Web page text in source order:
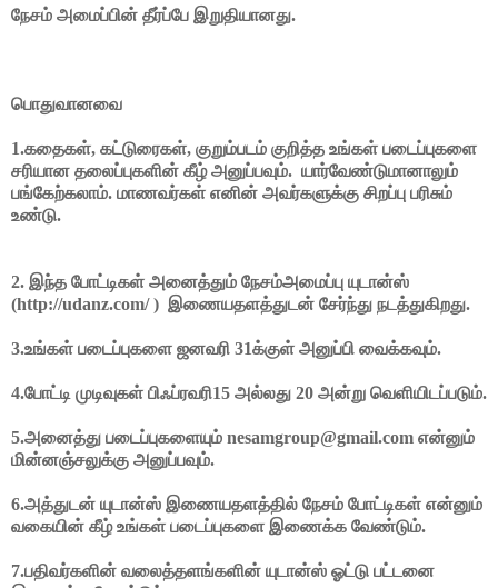
நேசம் அமைப்பின் தீர்ப்பே இறுதியானது.
பொதுவானவை
1.கதைகள், கட்டுரைகள், குறும்படம் குறித்த உங்கள் படைப்புகளை
சரியான தலைப்புகளின் கீழ் அனுப்பவும். யார்வேண்டுமானாலும்
பங்கேற்கலாம். மாணவர்கள் எனின் அவர்களுக்கு சிறப்பு பரிசும்
உண்டு.
2. இந்த போட்டிகள் அனைத்தும் நேசம்அமைப்பு யுடான்ஸ்
(http://udanz.com/ ) இணையதளத்துடன் சேர்ந்து நடத்துகிறது.
3.உங்கள் படைப்புகளை ஜனவரி 31க்குள் அனுப்பி வைக்கவும்.
4.போட்டி முடிவுகள் பிஃப்ரவரி15 அல்லது 20 அன்று வெளியிடப்படும்.
5.அனைத்து படைப்புகளையும் nesamgroup@gmail.com என்னும்
மின்னஞ்சலுக்கு அனுப்பவும்.
6.அத்துடன் யுடான்ஸ் இணையதளத்தில் நேசம் போட்டிகள் என்னும்
வகையின் கீழ் உங்கள் படைப்புகளை இணைக்க வேண்டும்.
7.பதிவர்களின் வலைத்தளங்களின் யுடான்ஸ் ஓட்டு பட்டனை